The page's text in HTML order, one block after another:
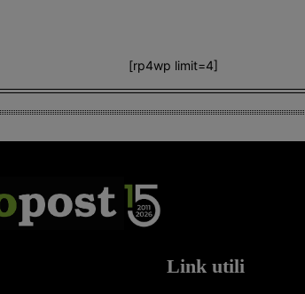
[rp4wp limit=4]
Link utili